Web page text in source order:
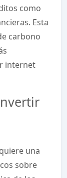
como
Esta
carbono
internet
una
sobre